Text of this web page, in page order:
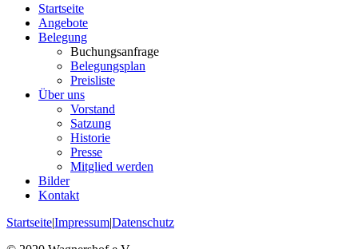
Startseite
Angebote
Belegung
Buchungsanfrage
Belegungsplan
Preisliste
Über uns
Vorstand
Satzung
Historie
Presse
Mitglied werden
Bilder
Kontakt
Startseite|Impressum|Datenschutz